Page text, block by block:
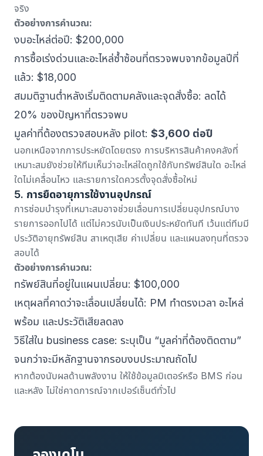
จริง
ตัวอย่างการคำนวณ:
งบอะไหล่ต่อปี: $200,000
การซื้อเร่งด่วนและอะไหล่ซ้ำซ้อนที่ตรวจพบจากข้อมูลปีที่
แล้ว: $18,000
สมมติฐานต่ำหลังเริ่มติดตามคลังและจุดสั่งซื้อ: ลดได้
20% ของปัญหาที่ตรวจพบ
มูลค่าที่ต้องตรวจสอบหลัง pilot: $3,600 ต่อปี
นอกเหนือจากการประหยัดโดยตรง การบริหารสินค้าคงคลังที่
เหมาะสมยังช่วยให้ทีมเห็นว่าอะไหล่ใดถูกใช้กับทรัพย์สินใด อะไหล่
ใดไม่เคลื่อนไหว และรายการใดควรตั้งจุดสั่งซื้อใหม่
5. การยืดอายุการใช้งานอุปกรณ์
การซ่อมบำรุงที่เหมาะสมอาจช่วยเลื่อนการเปลี่ยนอุปกรณ์บาง
รายการออกไปได้ แต่ไม่ควรนับเป็นเงินประหยัดทันที เว้นแต่ทีมมี
ประวัติอายุทรัพย์สิน สาเหตุเสีย ค่าเปลี่ยน และแผนลงทุนที่ตรวจ
สอบได้
ตัวอย่างการคำนวณ:
ทรัพย์สินที่อยู่ในแผนเปลี่ยน: $100,000
เหตุผลที่คาดว่าจะเลื่อนเปลี่ยนได้: PM ทำตรงเวลา อะไหล่
พร้อม และประวัติเสียลดลง
วิธีใส่ใน business case: ระบุเป็น “มูลค่าที่ต้องติดตาม”
จนกว่าจะมีหลักฐานจากรอบงบประมาณถัดไป
หากต้องนับผลด้านพลังงาน ให้ใช้ข้อมูลมิเตอร์หรือ BMS ก่อน
และหลัง ไม่ใช่คาดการณ์จากเปอร์เซ็นต์ทั่วไป